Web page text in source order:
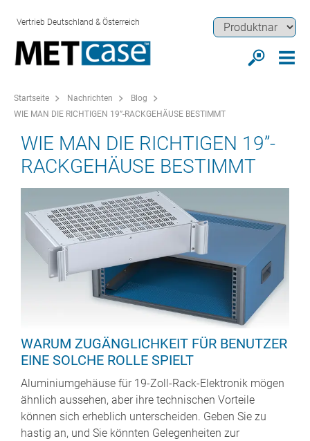
Vertrieb Deutschland & Österreich
Startseite Nachrichten
Blog
WIE MAN DIE RICHTIGEN 19”-RACKGEHÄUSE BESTIMMT
WIE MAN DIE RICHTIGEN 19”-
RACKGEHÄUSE BESTIMMT
WARUM ZUGÄNGLICHKEIT FÜR BENUTZER
EINE SOLCHE ROLLE SPIELT
Aluminiumgehäuse für 19-Zoll-Rack-Elektronik mögen
ähnlich aussehen, aber ihre technischen Vorteile
können sich erheblich unterscheiden. Geben Sie zu
hastig an, und Sie könnten Gelegenheiten zur